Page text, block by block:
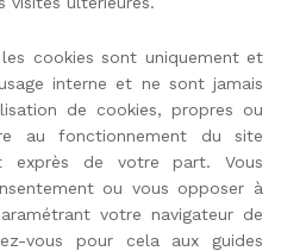
cookies sont uniquement et
interne et ne sont jamais
de cookies, propres ou
au fonctionnement du site
exprès de votre part. Vous
ou vous opposer à
votre navigateur de
vous pour cela aux guides